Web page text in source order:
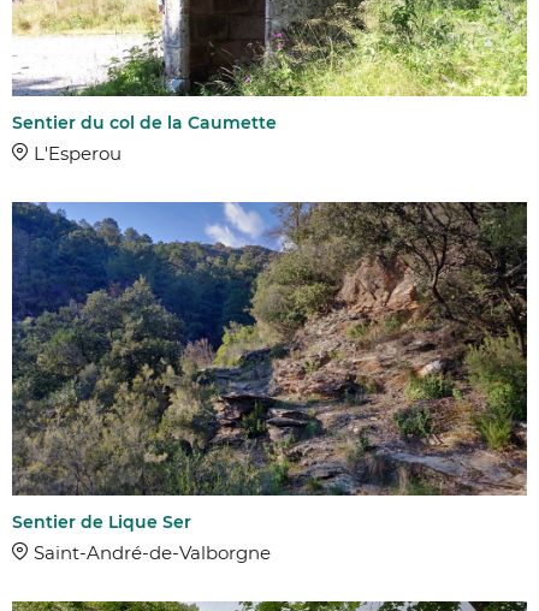
Sentier du col de la Caumette
L'Esperou
Sentier de Lique Ser
Saint-André-de-Valborgne